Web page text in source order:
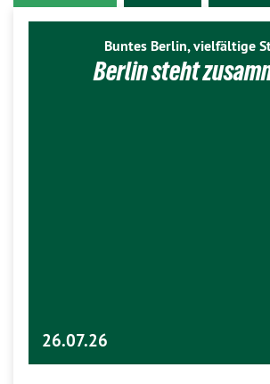
Buntes Berlin, vielfältige
Berlin steht
26.07.26